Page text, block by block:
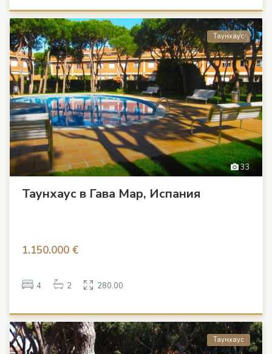
33
Таунхаус
Таунхаус в Гава Мар, Испания
1.150.000 €
4 2 280.00
Таунхаус